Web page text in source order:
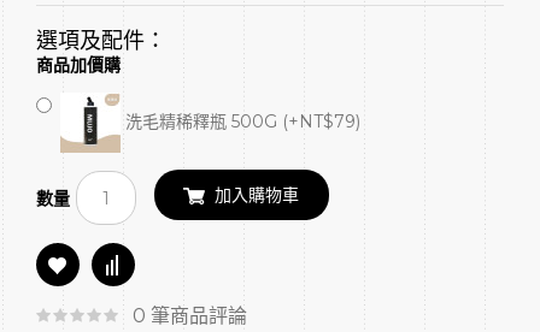
選項及配件：
商品加價購
洗毛精稀釋瓶 500G (+NT$79)
數量 加入購物車
0 筆商品評論